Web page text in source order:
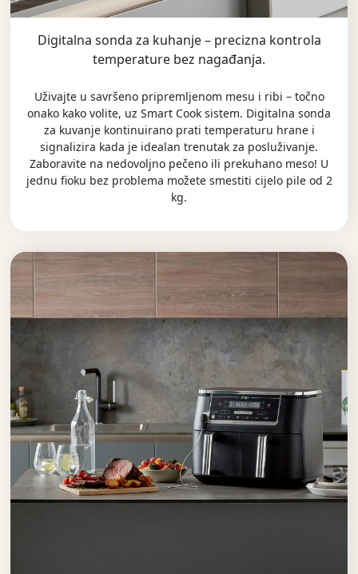
Digitalna sonda za kuhanje – precizna kontrola
temperature bez nagađanja.
Uživajte u savršeno pripremljenom mesu i ribi – točno
onako kako volite, uz Smart Cook sistem. Digitalna sonda
za kuvanje kontinuirano prati temperaturu hrane i
signalizira kada je idealan trenutak za posluživanje.
Zaboravite na nedovoljno pečeno ili prekuhano meso! U
jednu fioku bez problema možete smestiti cijelo pile od 2
kg.